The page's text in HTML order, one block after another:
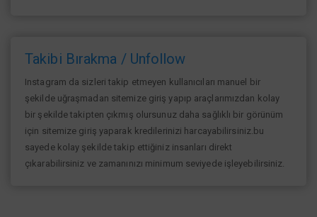
Takibi Bırakma / Unfollow
Instagram da sizleri takip etmeyen kullanıcıları manuel bir
şekilde uğraşmadan sitemize giriş yapıp araçlarımızdan kolay
bir şekilde takipten çıkmış olursunuz daha sağlıklı bir görünüm
için sitemize giriş yaparak kredilerinizi harcayabilirsiniz.bu
sayede kolay şekilde takip ettiğiniz insanları direkt
çıkarabilirsiniz ve zamanınızı minimum seviyede işleyebilirsiniz.